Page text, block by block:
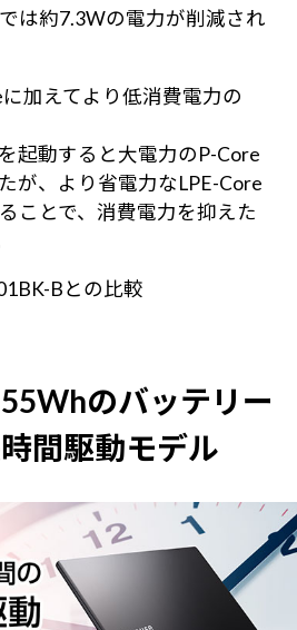
は約7.3Wの電力が削減され
加えてより低消費電力の
起動すると大電力のP-Core
が、より省電力なLPE-Core
ことで、消費電力を抑えた
Bとの比較
のバッテリー
間駆動モデル